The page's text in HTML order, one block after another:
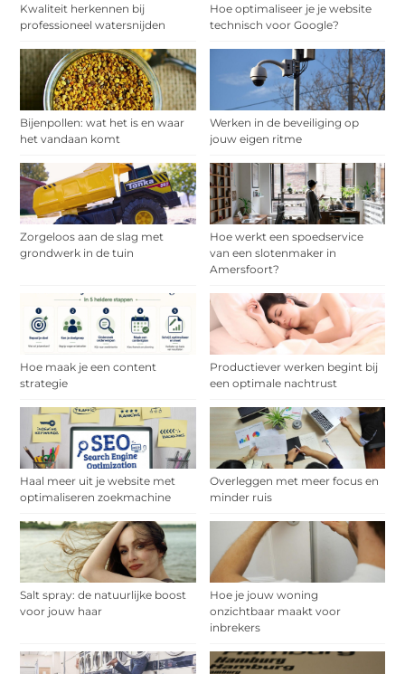
Kwaliteit herkennen bij
professioneel watersnijden
Hoe optimaliseer je je website
technisch voor Google?
Bijenpollen: wat het is en waar
het vandaan komt
Werken in de beveiliging op
jouw eigen ritme
Zorgeloos aan de slag met
grondwerk in de tuin
Hoe werkt een spoedservice
van een slotenmaker in
Amersfoort?
Hoe maak je een content
strategie
Productiever werken begint bij
een optimale nachtrust
Haal meer uit je website met
optimaliseren zoekmachine
Overleggen met meer focus en
minder ruis
Salt spray: de natuurlijke boost
voor jouw haar
Hoe je jouw woning
onzichtbaar maakt voor
inbrekers